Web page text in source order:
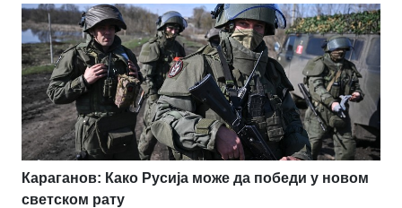
Караганов: Како Русија може да победи у новом
светском рату